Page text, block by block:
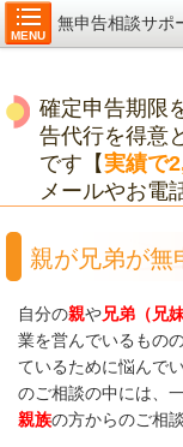
MENU
無申告相談サポ
確定申告期限
告代行を得意
です【実績で
メールやお電
親が兄弟が無
自分の親や兄弟（兄
業を営んでいるもの
ているために悩んで
のご相談の中には、
親族の方からのご相